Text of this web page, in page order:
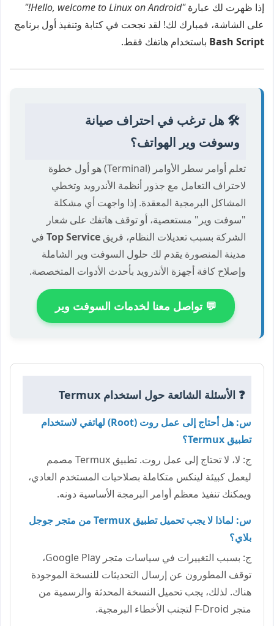
إذا ظهرت لك عبارة"Hello, welcome to Linux on Android!"
على الشاشة، فمبارك لك! لقد نجحت في كتابة وتنفيذ أول برنامج
Bash Script باستخدام هاتفك فقط.
🛠️ هل ترغب في احتراف صيانة
وسوفت وير الهواتف؟
تعلم أوامر سطر الأوامر (Terminal) هو أول خطوة
لاحتراف التعامل مع جذور أنظمة الأندرويد وتخطي
المشاكل البرمجية المعقدة. إذا واجهت أي مشكلة
"سوفت وير" مستعصية، أو توقف هاتفك على شعار
الشركة بسبب تعديلات النظام، فريق Top Service في
مدينة المنصورة يقدم لك حلول السوفت وير الشاملة
وإصلاح كافة أجهزة الأندرويد بأحدث الأدوات المتخصصة.
💬 تواصل معنا لخدمات السوفت وير
❓ الأسئلة الشائعة حول استخدام Termux
س: هل أحتاج إلى عمل روت (Root) لهاتفي لاستخدام
تطبيق Termux؟
ج: لا، لا تحتاج إلى عمل روت. تطبيق Termux مصمم
ليعمل كبيئة لينكس متكاملة بصلاحيات المستخدم العادي،
ويمكنك تنفيذ معظم أوامر البرمجة الأساسية دونه.
س: لماذا لا يجب تحميل تطبيق Termux من متجر جوجل
بلاي؟
ج: بسبب التغييرات في سياسات متجر Google Play،
توقف المطورون عن إرسال التحديثات للنسخة الموجودة
هناك. لذلك، يجب تحميل النسخة المحدثة والرسمية من
متجر F-Droid لتجنب الأخطاء البرمجية.